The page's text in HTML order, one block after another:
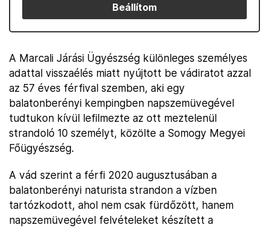
Beállítom
A Marcali Járási Ügyészség különleges személyes
adattal visszaélés miatt nyújtott be vádiratot azzal
az 57 éves férfival szemben, aki egy
balatonberényi kempingben napszemüvegével
tudtukon kívül lefilmezte az ott meztelenül
strandoló 10 személyt, közölte a Somogy Megyei
Főügyészség.
A vád szerint a férfi 2020 augusztusában a
balatonberényi naturista strandon a vízben
tartózkodott, ahol nem csak fürdőzött, hanem
napszemüvegével felvételeket készített a